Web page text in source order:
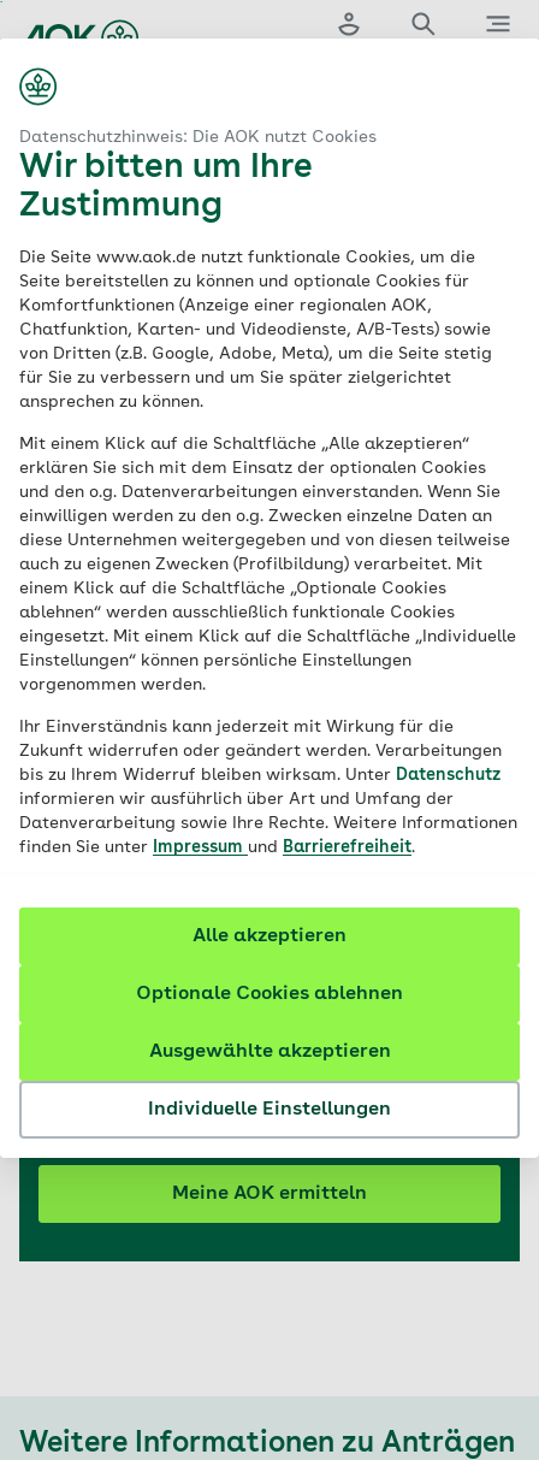
Datenschutzhinweis: Die AOK nutzt Cookies
Wir bitten um Ihre
Zustimmung
Die Seite www.aok.de nutzt funktionale Cookies, um die
Seite bereitstellen zu können und optionale Cookies für
Komfortfunktionen (Anzeige einer regionalen AOK,
Chatfunktion, Karten- und Videodienste, A/B-Tests) sowie
von Dritten (z.B. Google, Adobe, Meta), um die Seite stetig
für Sie zu verbessern und um Sie später zielgerichtet
ansprechen zu können.
Mit einem Klick auf die Schaltfläche „Alle akzeptieren“
erklären Sie sich mit dem Einsatz der optionalen Cookies
und den o.g. Datenverarbeitungen einverstanden. Wenn Sie
einwilligen werden zu den o.g. Zwecken einzelne Daten an
diese Unternehmen weitergegeben und von diesen teilweise
auch zu eigenen Zwecken (Profilbildung) verarbeitet. Mit
einem Klick auf die Schaltfläche „Optionale Cookies
ablehnen“ werden ausschließlich funktionale Cookies
eingesetzt. Mit einem Klick auf die Schaltfläche „Individuelle
Einstellungen“ können persönliche Einstellungen
vorgenommen werden.
Ihr Einverständnis kann jederzeit mit Wirkung für die
Zukunft widerrufen oder geändert werden. Verarbeitungen
bis zu Ihrem Widerruf bleiben wirksam. Unter Datenschutz
informieren wir ausführlich über Art und Umfang der
Datenverarbeitung sowie Ihre Rechte. Weitere Informationen
finden Sie unter
Impressum und Barrierefreiheit.
Individuelle Einstellungen
Ausgewählte akzeptieren
Optionale Cookies ablehnen
Alle akzeptieren
Hauptinhalt
springen
SEPA-
Lastschriftmandat
erteilen&
Bankverbindung
ändern
Möchten Sie uns ein SEPA-
Lastschriftmandat erteilen oder Ihre
Bankverbindung ändern, finden Sie hier
alle wichtigen Informationen und
Formulare. So passen Sie Ihre
Zahlungsmodalitäten schnell und
Beauftragung als auch bei der
Aktualisierung bestehender Daten.
SEPA erteilen oder
Ermitteln Sie Ihre AOK
Die Formulare der AOK unterscheiden sich
regional. Mit der Postleitzahl Ihres Wohnorts
ermitteln wir die für Sie zuständige AOK.
Meine AOK ermitteln
Weitere Informationen zu Anträgen